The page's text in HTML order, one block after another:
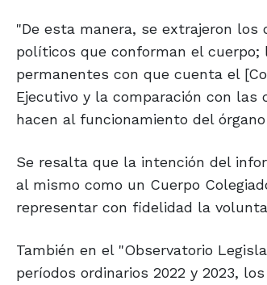
"De esta manera, se extrajeron
políticos que conforman el
permanentes con que cuenta el
Ejecutivo y la comparación con
hacen al funcionamiento del
Se resalta que la intención del
al mismo como un Cuerpo
representar con fidelidad la
También en el "Observatorio
períodos ordinarios 2022 y 2023,